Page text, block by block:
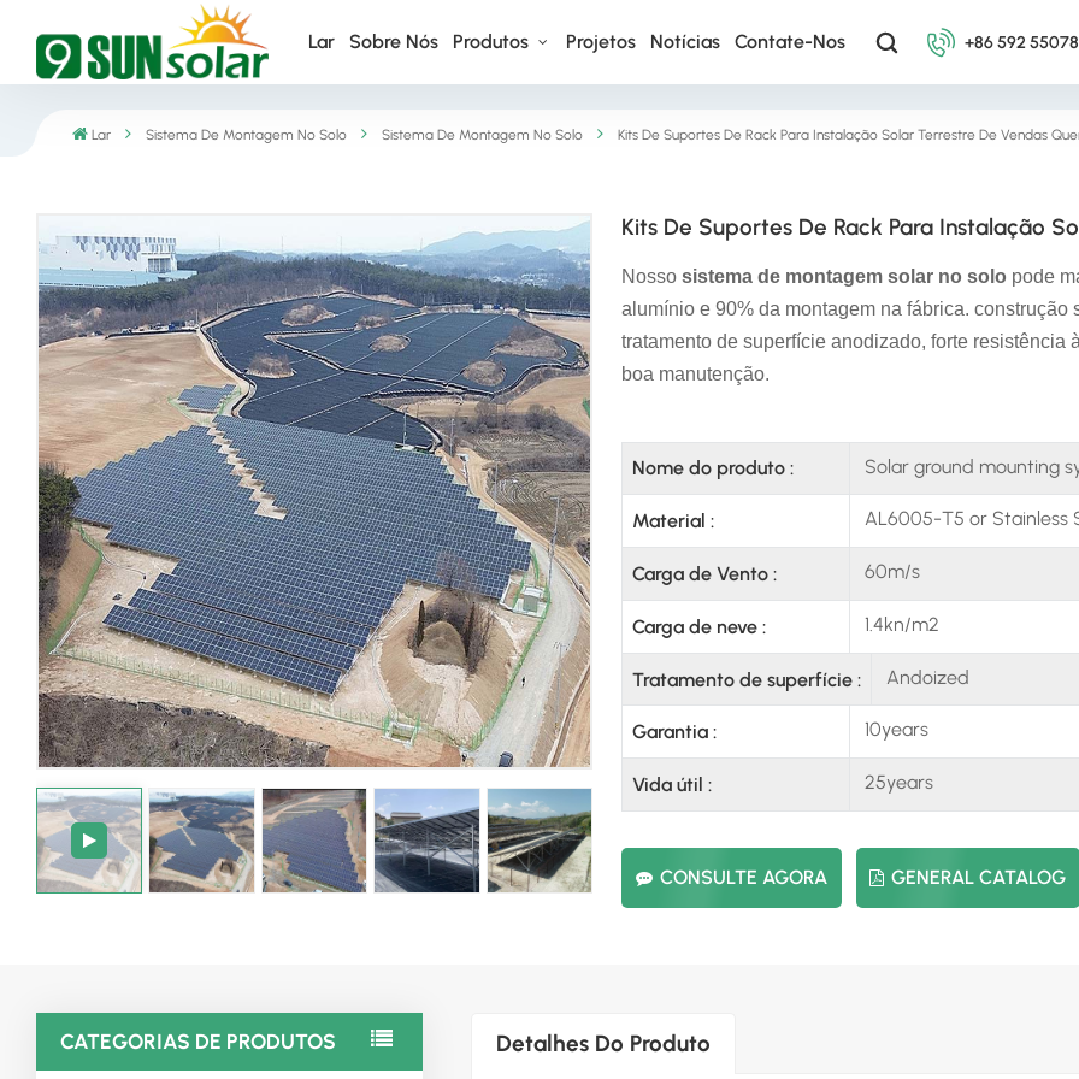
Lar Sobre Nós Produtos Projetos Notícias Contate-Nos +86 592
Lar Sistema De Montagem No Solo Sistema De Montagem No Solo Kits De Suportes De Rack Para Instalação Solar Terrestre De Vendas
Kits De Suportes De Rack Para Instalação
Nosso sistema de montagem solar no solo pode
alumínio e 90% da montagem na fábrica.
tratamento de superfície anodizado, forte resistência
boa manutenção.
Nome do produto : Solar ground mounting
Material : AL6005-T5 or Stainless
Carga de Vento : 60m/s
Carga de neve : 1.4kn/m2
Tratamento de superfície : Andoized
Garantia : 10years
Vida útil : 25years
CONSULTE AGORA GENERAL CATALOG
CATEGORIAS DE PRODUTOS Detalhes Do Produto